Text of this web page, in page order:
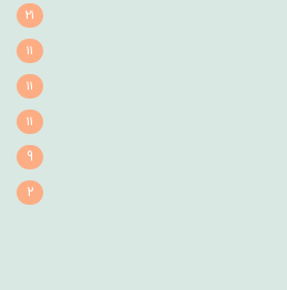
21
11
11
11
9
2